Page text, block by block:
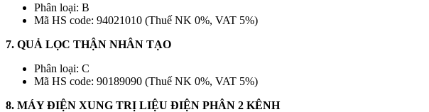
Phân loại: B
Mã HS code: 94021010 (Thuế NK 0%, VAT 5%)
7. QUẢ LỌC THẬN NHÂN TẠO
Phân loại: C
Mã HS code: 90189090 (Thuế NK 0%, VAT 5%)
8. MÁY ĐIỆN XUNG TRỊ LIỆU ĐIỆN PHÂN 2 KÊNH